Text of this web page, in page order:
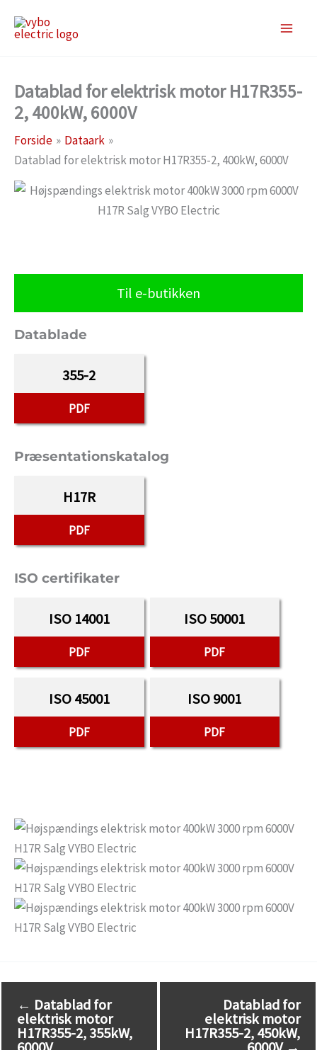
Datablad for elektrisk motor H17R355-
2, 400kW, 6000V
Forside
Dataark
Datablad for elektrisk motor H17R355-2, 400kW, 6000V
Til e-butikken
Datablade
355-2
PDF
Præsentationskatalog
H17R
PDF
ISO certifikater
ISO 14001
PDF
ISO 50001
PDF
ISO 45001
PDF
ISO 9001
PDF
← Datablad for
elektrisk motor
H17R355-2, 355kW,
Datablad for
elektrisk motor
H17R355-2, 450kW,